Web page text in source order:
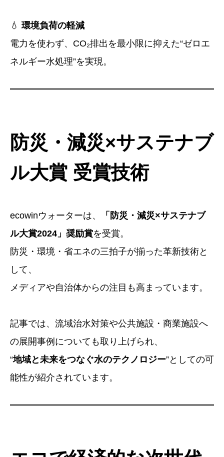
💧 環境負荷の軽減
電力を使わず、CO₂排出を最小限に抑えた“ゼロエ
ネルギー水処理”を実現。
防災・減災×サステナブ
ル大賞 受賞技術
ecowinウォーターは、
「防災・減災×サステナブ
ル大賞2024」奨励賞を受賞。
防災・環境・省エネの三拍子が揃った革新技術と
して、
メディアや自治体からの注目も高まっています。
記事では、流域治水対策や公共施設・商業施設へ
の展開事例についても取り上げられ、
“地域と未来をつなぐ水のテクノロジー”としての可
能性が紹介されています。